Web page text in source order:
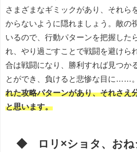
さまざまなギミックがあり、それら
からないように隠れましょう。敵の
いるので、行動パターンを把握した
れ、やり過ごすことで戦闘を避けら
合は戦闘になり、勝利すれば見つか
とができ、負けると悲惨な目に……。
れた攻略パターンがあり、それさえ
と思います。
◆ ロリ×ショタ、おね